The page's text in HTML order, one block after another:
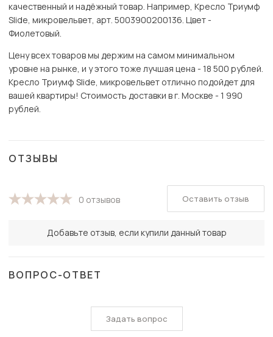
качественный и надёжный товар. Например, Кресло Триумф
Slide, микровельвет, арт. 5003900200136. Цвет -
Фиолетовый.
Цену всех товаров мы держим на самом минимальном
уровне на рынке, и у этого тоже лучшая цена - 18 500 рублей.
Кресло Триумф Slide, микровельвет отлично подойдет для
вашей квартиры! Стоимость доставки в г. Москве - 1 990
рублей.
ОТЗЫВЫ
0 отзывов
Добавьте отзыв, если купили данный товар
Оставить отзыв
ВОПРОС-ОТВЕТ
Задать вопрос